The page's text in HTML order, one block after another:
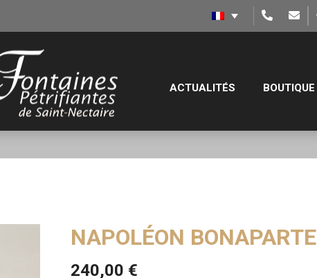
ACTUALITÉS BOUTIQUE
NAPOLÉON BONAPARTE
240,00 €